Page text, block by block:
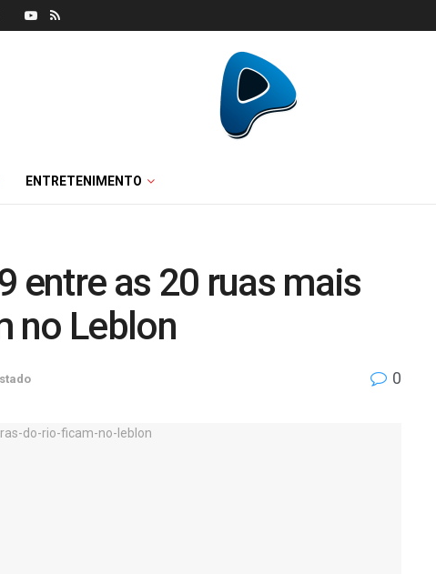
ENTRETENIMENTO
entre as 20 ruas mais
no Leblon
0